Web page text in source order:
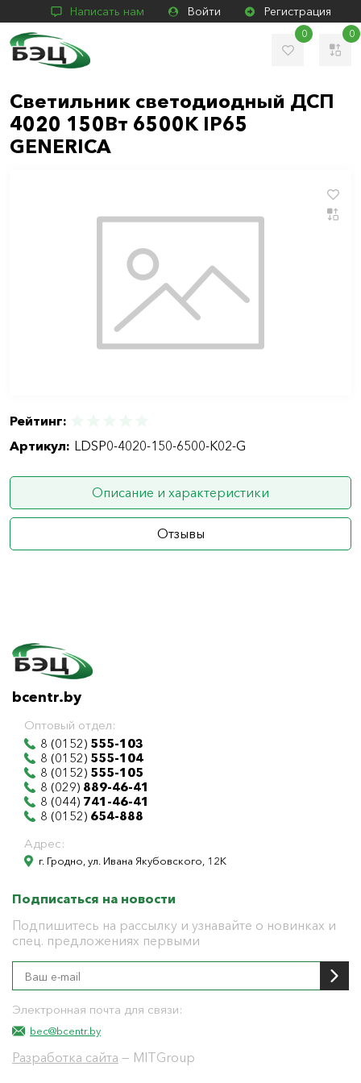
Написать нам Войти Регистрация
0 0
Светильник светодиодный ДСП
4020 150Вт 6500К IP65
GENERICA
Рейтинг:
Артикул: LDSP0-4020-150-6500-K02-G
Описание и характеристики
Отзывы
bcentr.by
Оптовый отдел:
8 (0152) 555-103
8 (0152) 555-104
8 (0152) 555-105
8 (029) 889-46-41
8 (044) 741-46-41
8 (0152) 654-888
Адрес:
г. Гродно, ул. Ивана Якубовского, 12К
Подписаться на новости
Подпишитесь на рассылку и узнавайте о новинках и
спец. предложениях первыми
Электронная почта для связи:
bec@bcentr.by
Разработка сайта — MITGroup